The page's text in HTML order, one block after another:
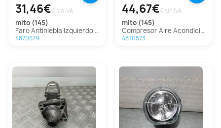
31,46€€ sin IVA
mito (145)
Faro Antiniebla Izquierdo Para Alfa Romeo Mito
4870579
44,67€€ sin IVA
mito (145)
Compresor Aire Acondicionado Para Alfa Romeo Mito
4870573